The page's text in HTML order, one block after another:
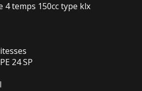
4 temps 150cc type klx
24 SP